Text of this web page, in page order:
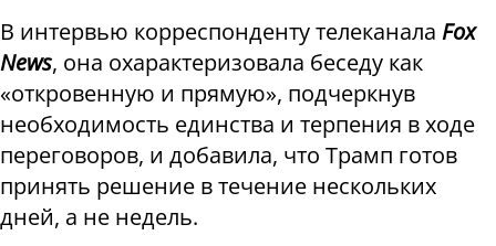
В интервью корреспонденту телеканала Fox
News, она охарактеризовала беседу как
«откровенную и прямую», подчеркнув
необходимость единства и терпения в ходе
переговоров, и добавила, что Трамп готов
принять решение в течение нескольких
дней, а не недель.